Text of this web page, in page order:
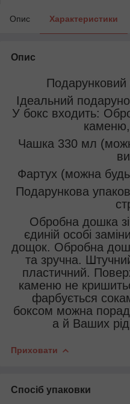
Опис Характеристики
Опис
Подарунковий
Ідеальний
У бокс входить:
Чашка 330 мл
Фартух (можна
Подарункова
Обробна дошка
єдиній особі
дощок. Обробна
та зручна.
пластичний.
каменю не
фарбується
боксом можна
а й Ваших
Приховати
Спосіб упаковки